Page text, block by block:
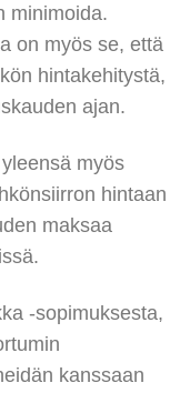
minimoida.
on myös se, että
hintakehitystä,
ajan.
myös
hintaan
maksaa
-sopimuksesta,
kanssaan